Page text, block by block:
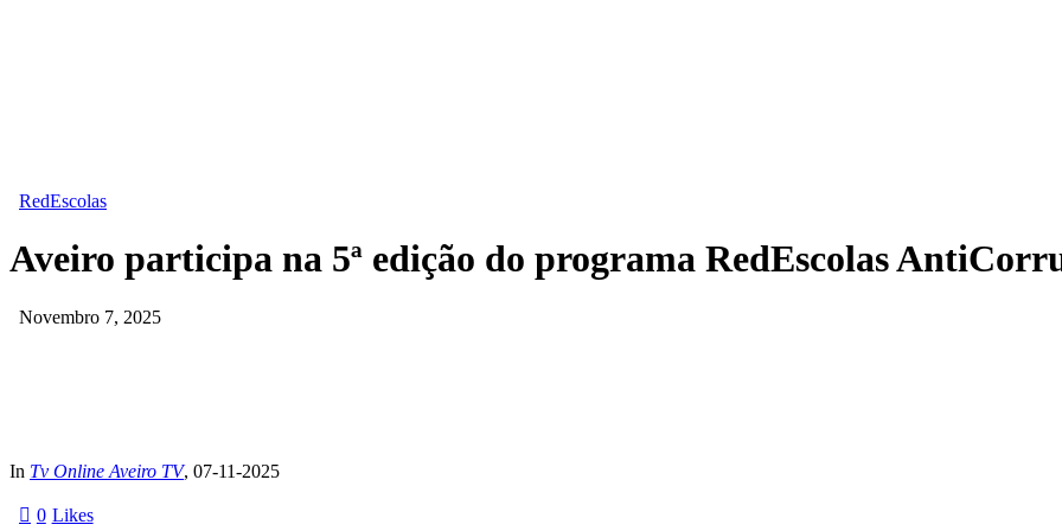
RedEscolas
Aveiro participa na 5ª edição do programa RedEscolas
Novembro 7, 2025
In Tv Online Aveiro TV, 07-11-2025
0 Likes